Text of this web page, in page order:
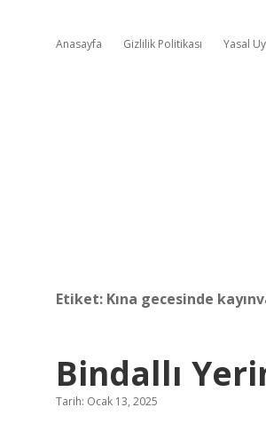
Anasayfa Gizlilik Politikası Yasal
Etiket: Kına gecesinde
Bindallı
Tarih: Ocak 13, 2025